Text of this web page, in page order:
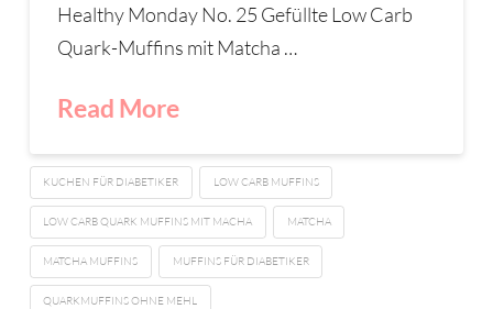
Healthy Monday No. 25 Gefüllte Low Carb
Quark-Muffins mit Matcha …
Read More
KUCHEN FÜR DIABETIKER LOW CARB MUFFINS
LOW CARB QUARK MUFFINS MIT MACHA MATCHA
MATCHA MUFFINS MUFFINS FÜR DIABETIKER
QUARKMUFFINS OHNE MEHL